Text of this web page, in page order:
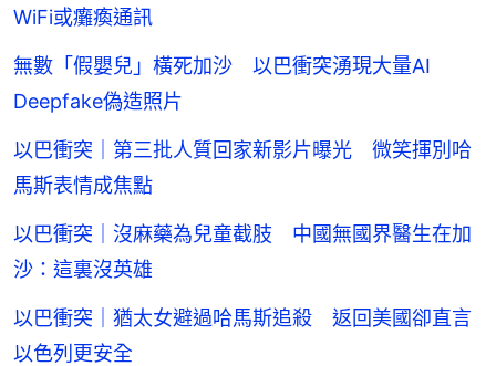
WiFi或癱瘓通訊
無數「假嬰兒」橫死加沙 以巴衝突湧現大量AI
Deepfake偽造照片
以巴衝突｜第三批人質回家新影片曝光 微笑揮別哈
馬斯表情成焦點
以巴衝突｜沒麻藥為兒童截肢 中國無國界醫生在加
沙：這裏沒英雄
以巴衝突｜猶太女避過哈馬斯追殺 返回美國卻直言
以色列更安全